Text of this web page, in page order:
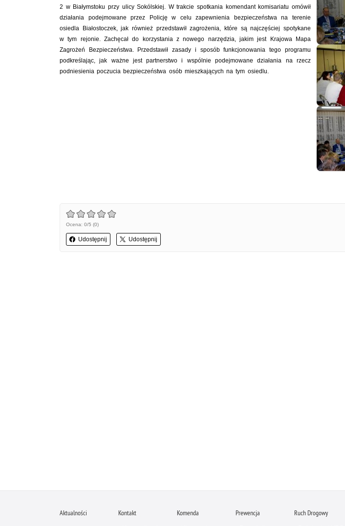
2 w Białymstoku przy ulicy Sokólskiej. W trakcie spotkania komendant komisariatu omówił
działania podejmowane przez Policję w celu zapewnienia bezpieczeństwa na terenie
osiedla Białostoczek, jak również przedstawił zagrożenia, które są najczęściej spotykane
w tym rejonie. Zachęcał do korzystania z nowego narzędzia, jakim jest Krajowa Mapa
Zagrożeń Bezpieczeństwa. Przedstawił zasady i sposób funkcjonowania tego programu
podkreślając, jak ważne jest partnerstwo i wspólnie podejmowane działania na rzecz
podniesienia poczucia bezpieczeństwa osób mieszkających na tym osiedlu.
Ocena: 0/5 (0)
Udostępnij Udostępnij
Aktualności Kontakt Komenda Prewencja Ruch Drogowy